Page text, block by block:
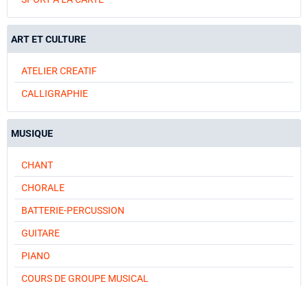
ART ET CULTURE
ATELIER CREATIF
CALLIGRAPHIE
MUSIQUE
CHANT
CHORALE
BATTERIE-PERCUSSION
GUITARE
PIANO
COURS DE GROUPE MUSICAL